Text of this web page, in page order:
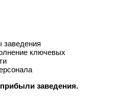
заведения
ключевых
заведения.